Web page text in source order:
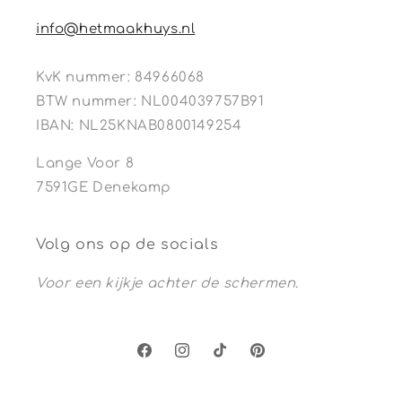
info@hetmaakhuys.nl
KvK nummer: 84966068
BTW nummer: NL004039757B91
IBAN: NL25KNAB0800149254
Lange Voor 8
7591GE Denekamp
Volg ons op de socials
Voor een kijkje achter de schermen.
FacebookInstagram
TikTok Pinterest